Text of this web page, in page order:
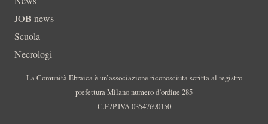
JOB news
Scuola
Necrologi
La Comunità Ebraica è un’associazione riconosciuta scritta al registro
prefettura Milano numero d’ordine 285
C.F./P.IVA 03547690150